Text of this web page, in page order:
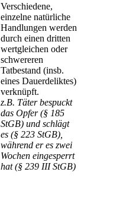
Verschiedene,
einzelne natürliche
Handlungen werden
durch einen dritten
wertgleichen oder
schwereren
Tatbestand (insb.
eines Dauerdeliktes)
verknüpft.
z.B. Täter bespuckt
das Opfer (§ 185
StGB) und schlägt
es (§ 223 StGB),
während er es zwei
Wochen eingesperrt
hat (§ 239 III StGB)